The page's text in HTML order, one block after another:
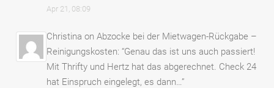
Apr 21, 08:09
Christina onAbzocke bei der Mietwagen-Rückgabe –
Reinigungskosten: “Genau das ist uns auch passiert!
Mit Thrifty und Hertz hat das abgerechnet. Check 24
hat Einspruch eingelegt, es dann…”